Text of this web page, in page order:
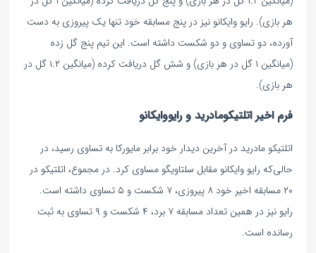
هر بازی). رایو وایکانو نیز در پنج مسابقه خود تنها یک پیروزی به دست
آورده، دو تساوی و دو شکست داشته است. این تیم پنج گل زده
(میانگین ۱ گل در هر بازی) و شش گل دریافت کرده (میانگین ۱.۲ گل در
هر بازی).
فرم اخیر اتلتیکومادرید و رایووایکانو
اتلتیکو مادرید در آخرین دیدار خود برابر مایورکا به تساوی رسید، در
حالی‌که رایو وایکانو مقابل سلتاویگو مساوی کرد. در مجموع، اتلتیکو در
۲۰ مسابقه اخیر خود ۸ پیروزی، ۷ شکست و ۵ تساوی داشته است.
رایو نیز در همین تعداد مسابقه ۷ برد، ۴ شکست و ۹ تساوی به ثبت
رسانده است.